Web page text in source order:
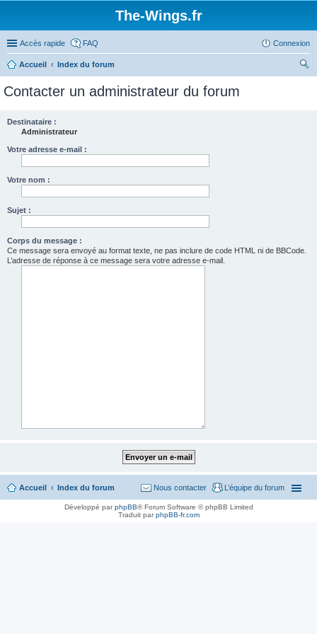
The-Wings.fr
Accès rapide FAQ Connexion
Accueil
Index du forum
Contacter un administrateur du forum
Destinataire :
Administrateur
Votre adresse e-mail :
Votre nom :
Sujet :
Corps du message :
Ce message sera envoyé au format texte, ne pas inclure de code HTML ni de BBCode.
L’adresse de réponse à ce message sera votre adresse e-mail.
Accueil Index du forum L’équipe du forum
Nous contacter
Développé parphpBB® Forum Software © phpBB Limited
Traduit parphpBB-fr.com